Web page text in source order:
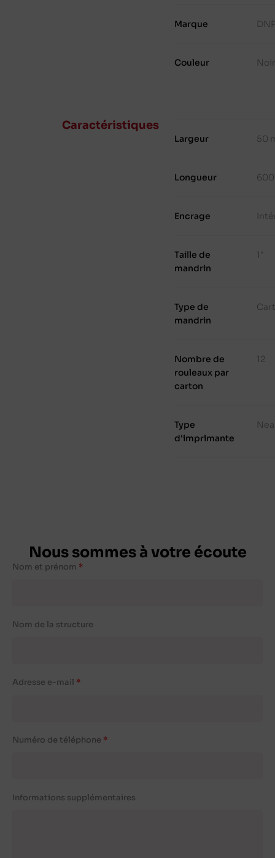
Marque
Couleur Noir
Caractéristiques
Largeur 50
Longueur
Encrage
Taille de
mandrin
1"
Type de
mandrin
Nombre de
rouleaux par
carton
12
Type
d'imprimante
Nous sommes à votre écoute
Nom et prénom
Nom de la structure
Adresse e-mail
Numéro de téléphone
Informations supplémentaires